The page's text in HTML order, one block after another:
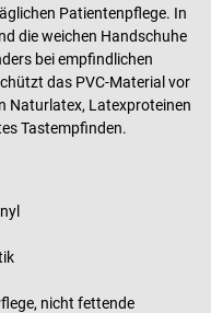
Patientenpflege. In
die weichen Handschuhe
bei empfindlichen
das PVC-Material vor
Naturlatex, Latexproteinen
Tastempfinden.
nicht fettende